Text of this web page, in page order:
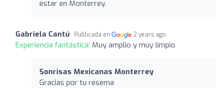
estar en Monterrey.
Gabriela Cantú Publicada en 2 years ago
Experiencia fantástica: Muy amplio y muy limpio
Sonrisas Mexicanas Monterrey
Gracias por tu resema